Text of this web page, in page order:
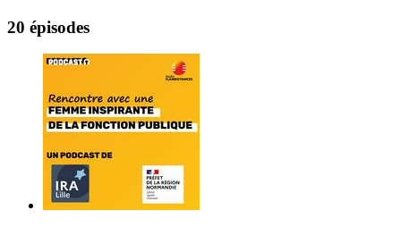
20 épisodes